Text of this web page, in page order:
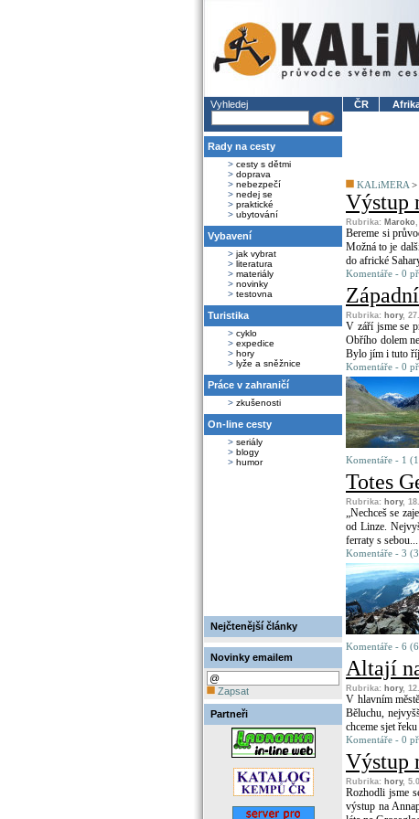
Vyhledej
Rady na cesty
> cesty s dětmi
> doprava
> nebezpečí
> nedej se
> praktické
> ubytování
Vybavení
> jak vybrat
> literatura
> materiály
> novinky
> testovna
Turistika
> cyklo
> expedice
> hory
> lyže a sněžnice
Práce v zahraničí
> zkušenosti
On-line cesty
> seriály
> blogy
> humor
Nejčtenější články
Novinky emailem
Zapsat
Partneři
ČR
KALiMERA >
Výstup
Rubrika: Maroko,
Bereme si
Možná to je
do africké
Komentáře - 0
Rubrika: hory,
V září jsme se
Obřího dolem
Bylo jím i tuto
Komentáře - 0
Komentáře - 1
Totes
Rubrika: hory,
„Nechceš se
od Linze.
ferraty s sebou...
Komentáře - 3
Komentáře - 6
Altají
Rubrika: hory,
V hlavním
Běluchu,
chceme sjet
Komentáře - 0
Výstup
Rubrika: hory,
Rozhodli jsme
výstup na